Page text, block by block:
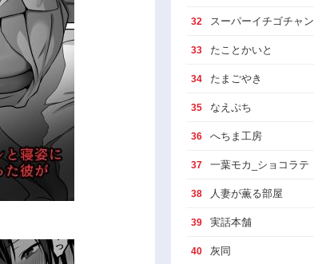
32 スーパーイチゴチャン
33 たことかいと
34 たまごやき
35 なえぷち
36 へちま工房
37 一葉モカ_ショコラテ
38 人妻が薫る部屋
39 実話本舗
40 灰同